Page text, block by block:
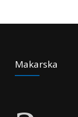
Makarska